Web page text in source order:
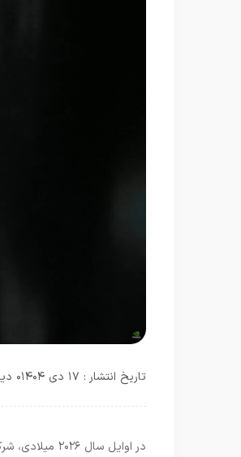
تاریخ انتشار : ۱۷ دی ۱۴۰۴ ۰ دیدگاه
در اوایل سال ۲۰۲۶ میلادی، شرکت